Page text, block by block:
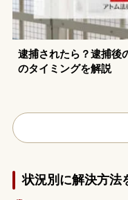
逮捕されたら？逮捕後
のタイミングを解説
状況別に解決方法